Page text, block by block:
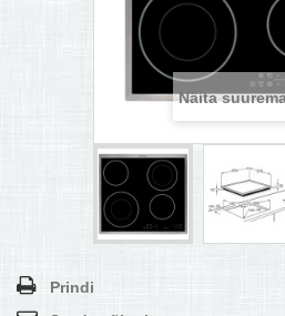
Näita
Prindi